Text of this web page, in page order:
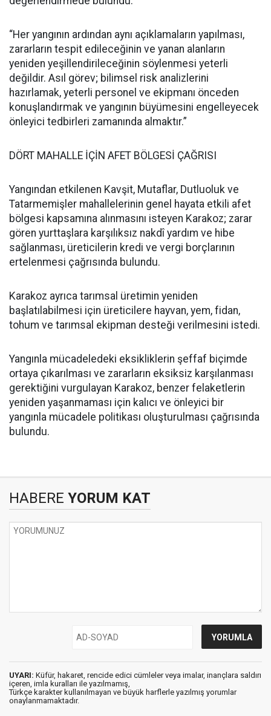
“Her yangının ardından aynı açıklamaların yapılması,
zararların tespit edileceğinin ve yanan alanların
yeniden yeşillendirileceğinin söylenmesi yeterli
değildir. Asıl görev; bilimsel risk analizlerini
hazırlamak, yeterli personel ve ekipmanı önceden
konuşlandırmak ve yangının büyümesini engelleyecek
önleyici tedbirleri zamanında almaktır.”
DÖRT MAHALLE İÇİN AFET BÖLGESİ ÇAĞRISI
Yangından etkilenen Kavşit, Mutaflar, Dutluoluk ve
Tatarmemişler mahallelerinin genel hayata etkili afet
bölgesi kapsamına alınmasını isteyen Karakoz; zarar
gören yurttaşlara karşılıksız nakdî yardım ve hibe
sağlanması, üreticilerin kredi ve vergi borçlarının
ertelenmesi çağrısında bulundu.
Karakoz ayrıca tarımsal üretimin yeniden
başlatılabilmesi için üreticilere hayvan, yem, fidan,
tohum ve tarımsal ekipman desteği verilmesini istedi.
Yangınla mücadeledeki eksikliklerin şeffaf biçimde
ortaya çıkarılması ve zararların eksiksiz karşılanması
gerektiğini vurgulayan Karakoz, benzer felaketlerin
yeniden yaşanmaması için kalıcı ve önleyici bir
yangınla mücadele politikası oluşturulması çağrısında
bulundu.
HABERE YORUM KAT
UYARI: Küfür, hakaret, rencide edici cümleler veya imalar, inançlara saldırı
içeren, imla kuralları ile yazılmamış,
Türkçe karakter kullanılmayan ve büyük harflerle yazılmış yorumlar
onaylanmamaktadır.